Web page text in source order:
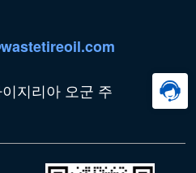
지리아 오군 주